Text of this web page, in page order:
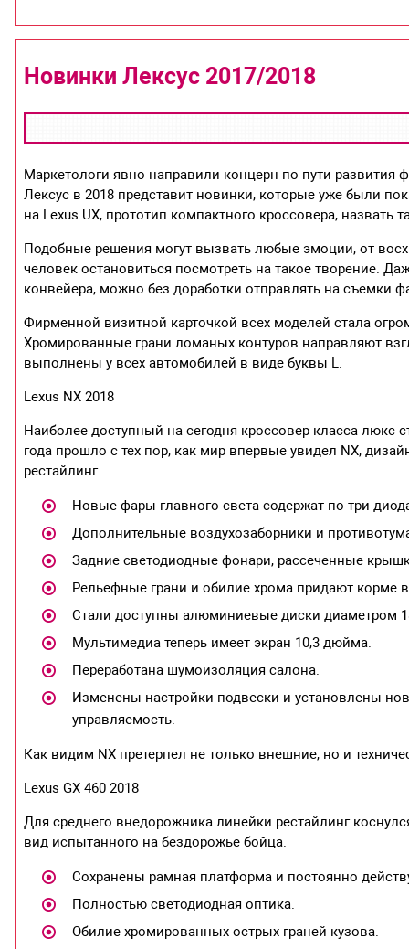
Новинки Лексус 2017/2018
Маркетологи явно направили концерн по пути развития
Лексус в 2018 представит новинки, которые уже были
на Lexus UX, прототип компактного кроссовера,
Подобные решения могут вызвать любые эмоции, от
человек остановиться посмотреть на такое творение.
конвейера, можно без доработки отправлять на съемки
Фирменной визитной карточкой всех моделей стала
Хромированные грани ломаных контуров направляют
выполнены у всех автомобилей в виде буквы L.
Lexus NX 2018
Наиболее доступный на сегодня кроссовер класса люкс
года прошло с тех пор, как мир впервые увидел NX,
рестайлинг.
Новые фары главного света содержат по три
Дополнительные воздухозаборники и
Задние светодиодные фонари, рассеченные
Рельефные грани и обилие хрома придают корме
Стали доступны алюминиевые диски диаметром
Мультимедиа теперь имеет экран 10,3 дюйма.
Переработана шумоизоляция салона.
Изменены настройки подвески и установлены
управляемость.
Как видим NX претерпел не только внешние, но и
Lexus GX 460 2018
Для среднего внедорожника линейки рестайлинг
вид испытанного на бездорожье бойца.
Сохранены рамная платформа и постоянно
Полностью светодиодная оптика.
Обилие хромированных острых граней кузова.